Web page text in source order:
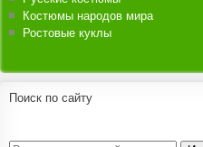
Костюмы народов мира
Ростовые куклы
Поиск по сайту